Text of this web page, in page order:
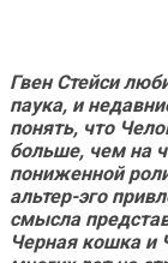
Гвен Стейси
паука, и
понять, что
больше, чем на
пониженной
альтер-эго
смысла
Черная кошка и